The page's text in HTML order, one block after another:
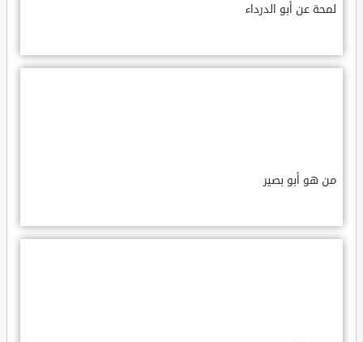
لمحة عن أبو الدرداء
من هو أبو بصير